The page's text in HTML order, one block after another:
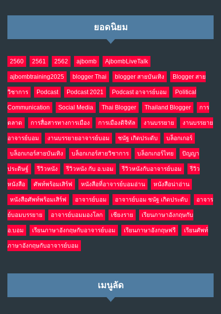
9
NO COMMENTS
10 อินโดนีเซีย กับเกมอำนาจที่มองไม่เห็น
เม.ย. 19, 2026
NO COMMENTS
ยอดนิยม
2560 2561 2562 ajbomb AjbombLiveTalk
ajbombtraining2025 blogger Thai blogger สายบันเทิง Blogger สาย
วิชาการ Podcast Podcast 2021 Podcast อาจารย์บอม Political
Communication Social Media Thai Blogger Thailand Blogger การ
ตลาด การสื่อสารทางการเมือง การเมืองดิจิทัล งานบรรยาย งานบรรยาย
อาจารย์บอม งานบรรยายอาจารย์บอม ชนัฐ เกิดประดับ บล็อกเกอร์
บล็อกเกอร์สายบันเทิง บล็อกเกอร์สายวิชาการ บล็อกเกอร์ไทย ปัญญา
ประดิษฐ์ รีวิวหนัง รีวิวหนัง กับ อ.บอม รีวิวหนังกับอาจารย์บอม รีวิว
หนังสือ ศัพท์พร้อมเสิร์ฟ หนังสือที่อาจารย์บอมอ่าน หนังสือน่าอ่าน
หนังสือศัพท์พร้อมเสิร์ฟ อาจารย์บอม อาจารย์บอม ชนัฐ เกิดประดับ อาจาร
ย์บอมบรรยาย อาจารย์บอมมองโลก เชียงราย เรียนภาษาอังกฤษกับ
อ.บอม เรียนภาษาอังกฤษกับอาจารย์บอม เรียนภาษาอังกฤษฟรี เรียนศัพท์
ภาษาอังกฤษกับอาจารย์บอม
เมนูลัด